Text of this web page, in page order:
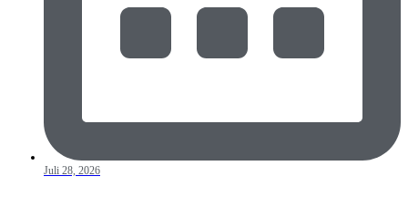
Juli 28, 2026